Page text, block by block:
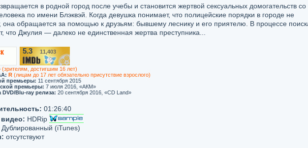
в родной город после учебы и становится жертвой сексуальных домогательств со
по имени Блэквэй. Когда девушка понимает, что полицейские порядки в городе не
она обращается за помощью к друзьям: бывшему леснику и его приятелю. В процессе
что Джулия — далеко не единственная жертва преступника...
5.3/10 11,403
(зрителям, достигшим 16 лет)
R(лицам до 17 лет обязательно присутствие взрослого)
премьеры: 11 сентября 2015
премьеры: 7 июля 2016, «АКМ»
Blu-ray релиза: 20 сентября 2016, «CD Land»
01:26:40
видео: HDRip
Дублированный (iTunes)
отсутствуют